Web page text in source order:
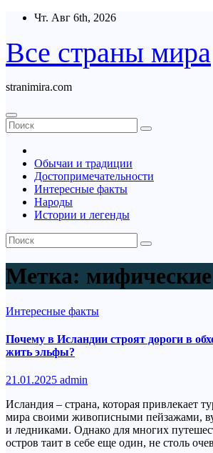
Перейти
содержимому
Чт. Авг 6th, 2026
Все страны мира
stranimira.com
Обычаи и традиции
Достопримечательности
Интересные факты
Народы
Истории и легенды
Метка:
Интересные факты
Почему в Исландии строят дороги в
жить эльфы?
21.01.2025 admin
Исландия – страна, которая привлекает
мира своими живописными пейзажами,
и ледниками. Однако для многих
остров таит в себе еще один, не столь